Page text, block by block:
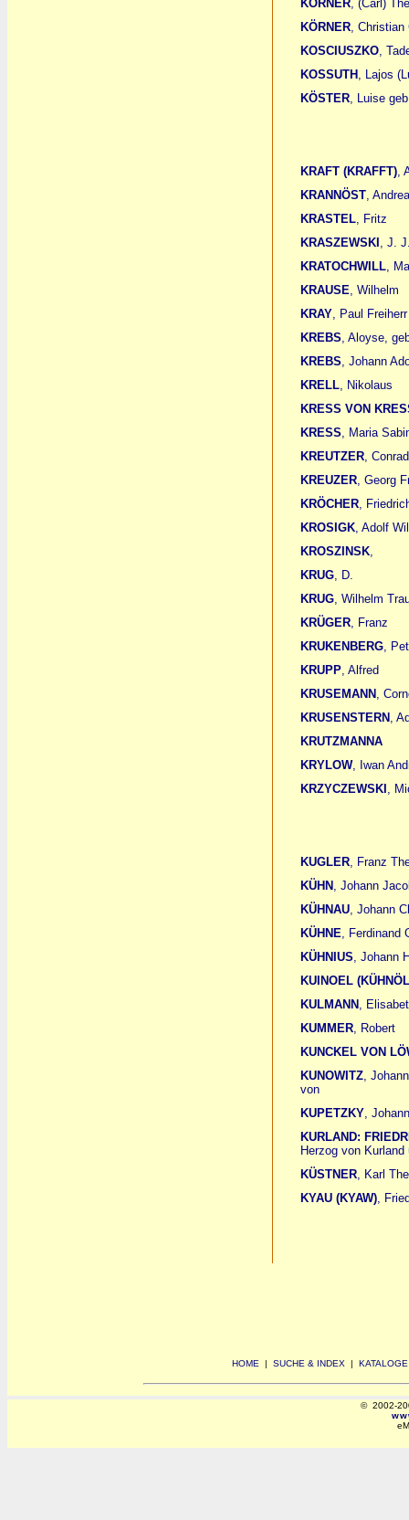
KÖRNER, (Carl)
KÖRNER, Christian
KOSCIUSZKO,
KOSSUTH , Lajos
KÖSTER, Luise
KRAFT (KRAFFT),
KRANNÖST,
KRASTEL, Fritz
KRASZEWSKI , J.
KRATOCHWILL,
KRAUSE, Wilhelm
KRAY, Paul
KREBS, Aloyse,
KREBS, Johann
KRELL, Nikolaus
KRESS VON
KRESS, Maria
KREUTZER,
KREUZER, Georg
KRÖCHER,
KROSIGK, Adolf
KROSZINSK,
KRUG, D.
KRUG, Wilhelm
KRÜGER, Franz
KRUKENBERG,
KRUPP, Alfred
KRUSEMANN ,
KRUSENSTERN ,
KRUTZMANNA
KRYLOW, Iwan
KRZYCZEWSKI ,
KUGLER, Franz
KÜHN , Johann
KÜHNAU, Johann
KÜHNE, Ferdinand
KÜHNIUS, Johann
KUINOEL (KÜHNÖL
KULMANN ,
KUMMER, Robert
KUNCKEL VON
KUNOWITZ,
von
KUPETZKY,
KURLAND:
Herzog von
KÜSTNER, Karl
KYAU (KYAW),
HOME | SUCHE & INDEX | KATALOGE
© 2002-